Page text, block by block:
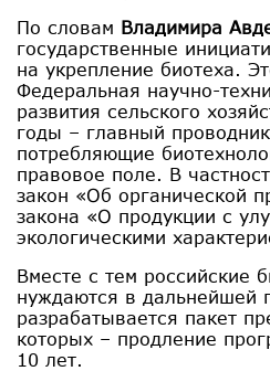
По словам Владимира
государственные
на укрепление биотеха.
Федеральная научно-
развития сельского
годы – главный
потребляющие
правовое поле. В
закон «Об органической
закона «О продукции с
экологическими
Вместе с тем российские
нуждаются в дальнейшей
разрабатывается пакет
которых – продление
10 лет.